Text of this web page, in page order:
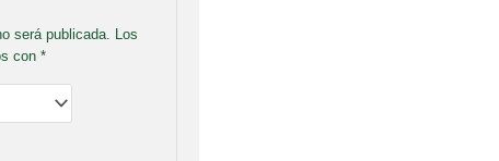
será publicada. Los
con *